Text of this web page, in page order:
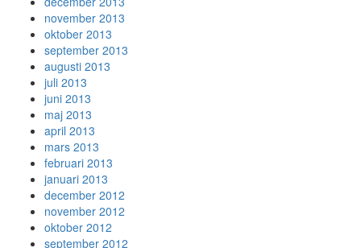
november 2013
oktober 2013
september 2013
augusti 2013
juli 2013
juni 2013
maj 2013
april 2013
mars 2013
februari 2013
januari 2013
december 2012
november 2012
oktober 2012
september 2012